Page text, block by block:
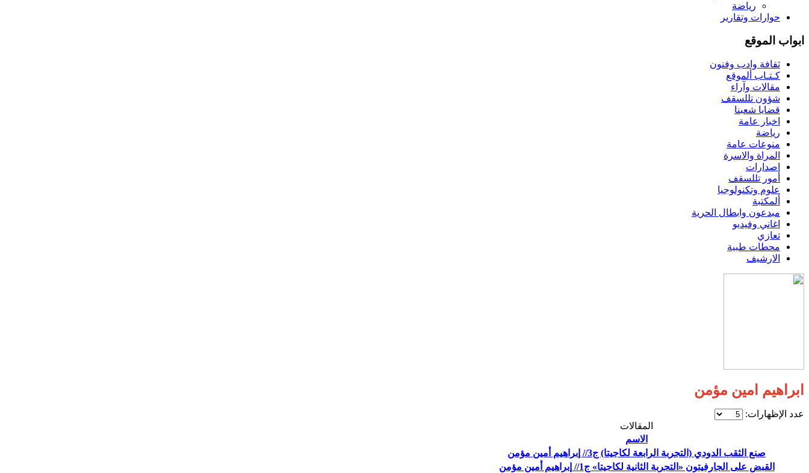
رياضة
حوارات وتقارير
ابواب الموقع
ثقافة وادب وفنون
كـتـاب ألموقع
مقالات وآراء
شؤون تللسقف
قضايا شعبنا
اخبار عامة
رياضة
منوعات عامة
المراة والاسرة
اصدارات
أمور تللسقف
علوم وتكنولوجيا
ألمكتبة
مبدعون وابطال الحرية
اغاني وفيديو
تعازي
محطات طبية
الارشيف
ابراهيم امين مؤمن
عدد الإظهارات:
المقالات
الاسم
صنع الثقب الدودي (التجربة الرابعة لكاجيتا) ج3// إبراهيم أمين مؤمن
القبض على الجارفيتون «التجربة الثانية لكاجيتا» ج1// إبراهيم أمين مؤمن